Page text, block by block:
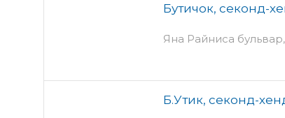
Бутичок, секонд-
Яна Райниса
Б.Утик, секонд-